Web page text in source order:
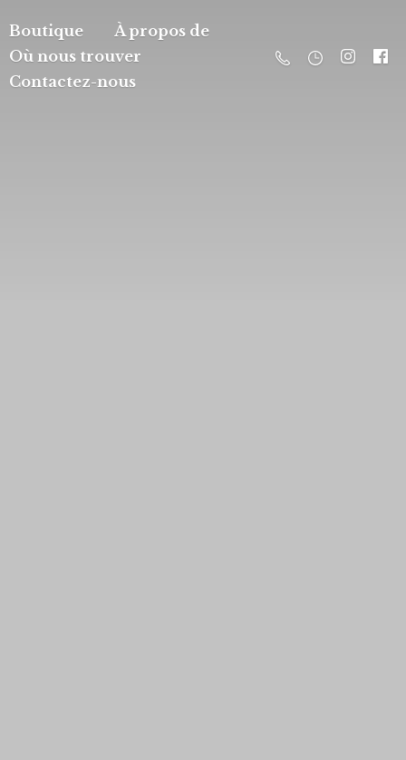
Boutique
À propos de
Où nous trouver
Contactez-nous